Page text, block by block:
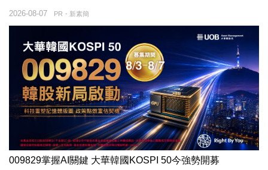
PR・新素簡
2026-08-07
009829掌握AI關鍵 大華韓國KOSPI 50今強勢開募